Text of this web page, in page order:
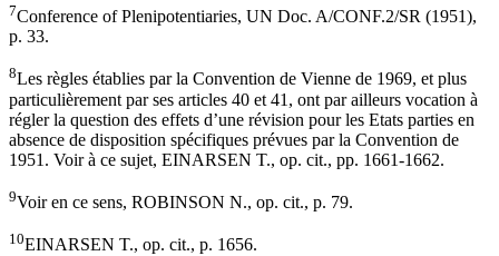
7Conference of Plenipotentiaries, UN Doc. A/CONF.2/SR (1951),
p. 33.
8Les règles établies par la Convention de Vienne de 1969, et plus
particulièrement par ses articles 40 et 41, ont par ailleurs vocation à
régler la question des effets d’une révision pour les Etats parties en
absence de disposition spécifiques prévues par la Convention de
1951. Voir à ce sujet, EINARSEN T., op. cit., pp. 1661-1662.
9Voir en ce sens, ROBINSON N., op. cit., p. 79.
10EINARSEN T., op. cit., p. 1656.